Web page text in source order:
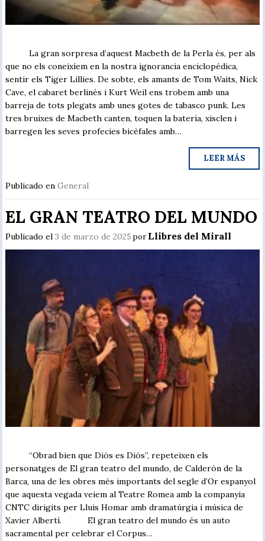
La gran sorpresa d’aquest Macbeth de la Perla és, per als
que no els coneixíem en la nostra ignorancia enciclopédica,
sentir els Tiger Lillies. De sobte, els amants de Tom Waits, Nick
Cave, el cabaret berlinès i Kurt Weil ens trobem amb una
barreja de tots plegats amb unes gotes de tabasco punk. Les
tres bruixes de Macbeth canten, toquen la batería, xisclen i
barregen les seves profecies bicèfales amb…
LEER MÁS
Publicado enGeneral
EL GRAN TEATRO DEL MUNDO
Publicado el3 de marzo de 2025 porLlibres del Mirall
“Obrad bien que Diós es Diós”, repeteixen els
personatges de El gran teatro del mundo, de Calderón de la
Barca, una de les obres més importants del segle d’Or espanyol
que aquesta vegada veiem al Teatre Romea amb la companyia
CNTC dirigits per Lluis Homar amb dramatúrgia i música de
Xavier Albertí. El gran teatro del mundo és un auto
sacramental per celebrar el Corpus…